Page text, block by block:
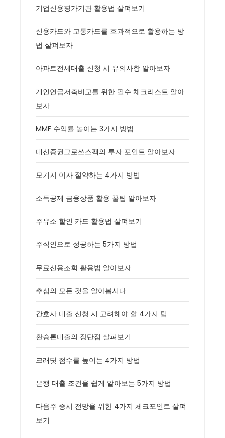
기업신용평가기관 활용법 살펴보기
신용카드와 교통카드를 효과적으로 활용하는 방
법 살펴보자
아파트전세대출 신청 시 유의사항 알아보자
개인연금저축비교를 위한 필수 체크리스트 알아
보자
MMF 수익률 높이는 3가지 방법
대신증권그로쓰스팩의 투자 포인트 알아보자
모기지 이자 절약하는 4가지 방법
소득공제 금융상품 활용 꿀팁 알아보자
주유소 할인 카드 활용법 살펴보기
주식인으로 성공하는 5가지 방법
무료신용조회 활용법 알아보자
추심의 모든 것을 알아봅시다
간호사 대출 신청 시 고려해야 할 4가지 팁
환승론대출의 장단점 살펴보기
크래딧 점수를 높이는 4가지 방법
은행 대출 조건을 쉽게 알아보는 5가지 방법
다음주 증시 전망을 위한 4가지 체크포인트 살펴
보기